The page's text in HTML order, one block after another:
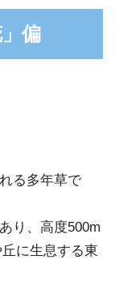
偏
る多年草で
り、高度500m
に生息する東